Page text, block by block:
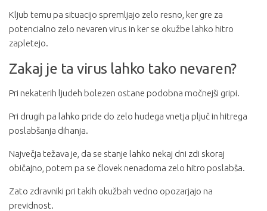
Kljub temu pa situacijo spremljajo zelo resno, ker gre za
potencialno zelo nevaren virus in ker se okužbe lahko hitro
zapletejo.
Zakaj je ta virus lahko tako nevaren?
Pri nekaterih ljudeh bolezen ostane podobna močnejši gripi.
Pri drugih pa lahko pride do zelo hudega vnetja pljuč in hitrega
poslabšanja dihanja.
Največja težava je, da se stanje lahko nekaj dni zdi skoraj
običajno, potem pa se človek nenadoma zelo hitro poslabša.
Zato zdravniki pri takih okužbah vedno opozarjajo na
previdnost.